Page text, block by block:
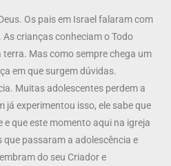
Os pais em Israel falaram com
crianças conheciam o Todo
terra. Mas como sempre chega um
em que surgem dúvidas.
Muitas adolescentes perdem a
já experimentou isso, ele sabe que
que este momento aqui na igreja
que passaram a adolescência e
do seu Criador e